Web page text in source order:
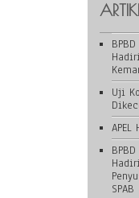
Uji
APEL
SPAB